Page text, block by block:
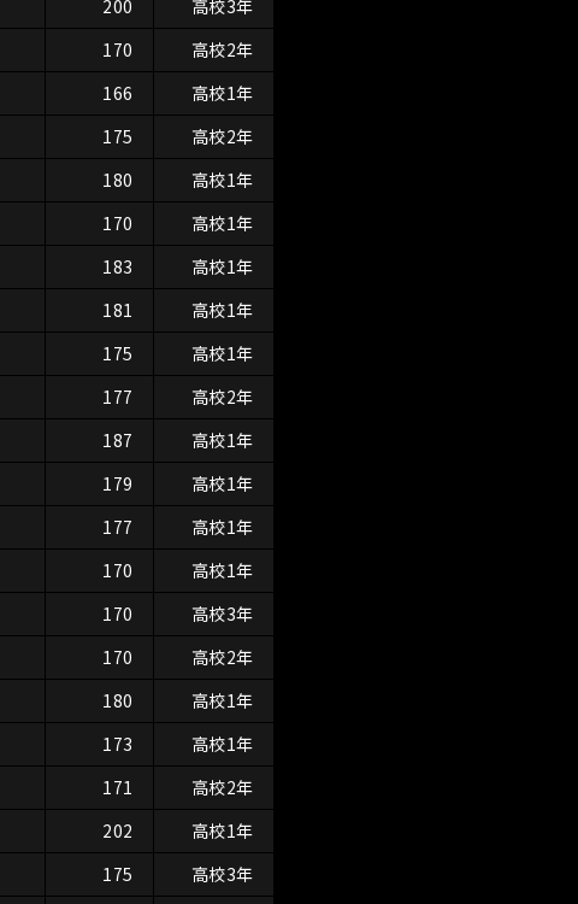
200
高校3年
170
高校2年
166
高校1年
175
高校2年
180
高校1年
170
高校1年
183
高校1年
181
高校1年
175
高校1年
177
高校2年
187
高校1年
179
高校1年
177
高校1年
170
高校1年
170
高校3年
170
高校2年
180
高校1年
173
高校1年
171
高校2年
202
高校1年
175
高校3年